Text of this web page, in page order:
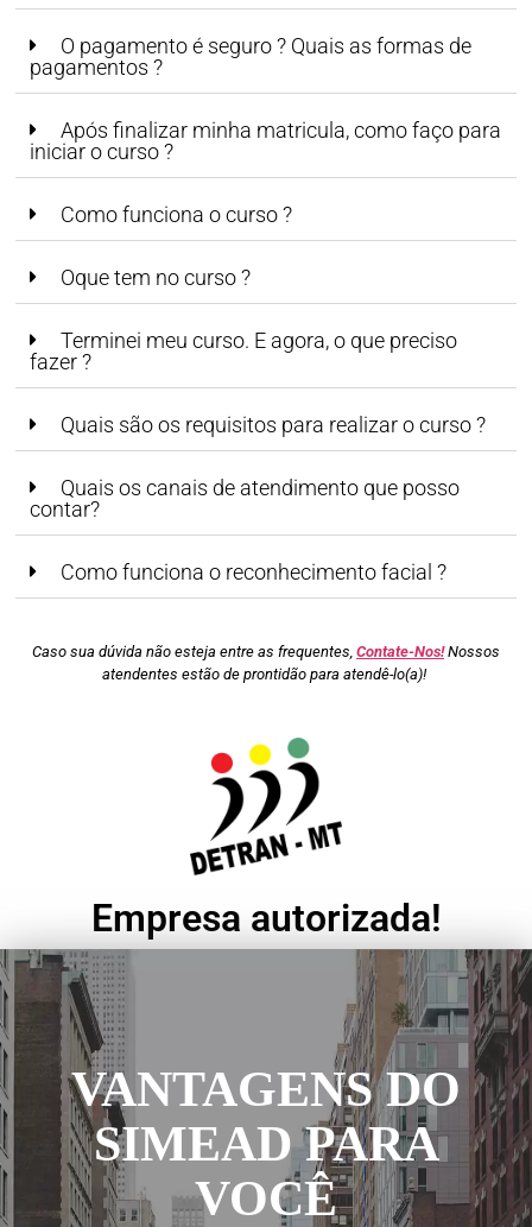
O pagamento é seguro ? Quais as formas de
pagamentos ?
Após finalizar minha matricula, como faço para
iniciar o curso ?
Como funciona o curso ?
Oque tem no curso ?
Terminei meu curso. E agora, o que preciso
fazer ?
Quais são os requisitos para realizar o curso ?
Quais os canais de atendimento que posso
contar?
Como funciona o reconhecimento facial ?
Caso sua dúvida não esteja entre as frequentes, Contate-Nos!Nossos
atendentes estão de prontidão para atendê-lo(a)!
Empresa autorizada!
VANTAGENS DO
SIMEAD PARA
VOCÊ